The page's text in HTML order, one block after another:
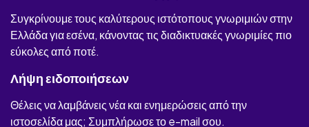
Συγκρίνουμε τους καλύτερους ιστότοπους γνωριμιών στην
Ελλάδα για εσένα, κάνοντας τις διαδικτυακές γνωριμίες πιο
εύκολες από ποτέ.
Λήψη ειδοποιήσεων
Θέλεις να λαμβάνεις νέα και ενημερώσεις από την
ιστοσελίδα μας; Συμπλήρωσε το e-mail σου.